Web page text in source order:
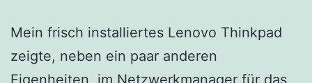
Mein frisch installiertes Lenovo Thinkpad
zeigte, neben ein paar anderen
Eigenheiten, im Netzwerkmanager für das